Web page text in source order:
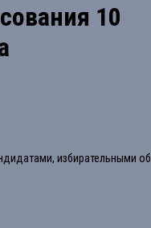
10
избирательными